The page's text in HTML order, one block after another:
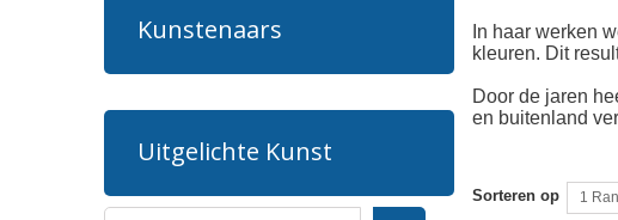
Kunstenaars
Uitgelichte Kunst
In haar werken
kleuren. Dit
Door de jaren
en buitenland
Sorteren op 1